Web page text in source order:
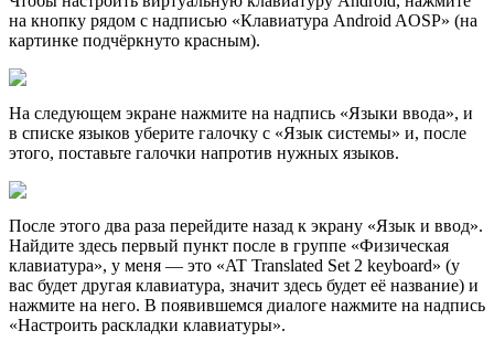
на кнопку рядом с надписью «Клавиатура Android AOSP» (на
картинке подчёркнуто красным).
На следующем экране нажмите на надпись «Языки ввода», и
в списке языков уберите галочку с «Язык системы» и, после
этого, поставьте галочки напротив нужных языков.
После этого два раза перейдите назад к экрану «Язык и ввод».
Найдите здесь первый пункт после в группе «Физическая
клавиатура», у меня — это «AT Translated Set 2 keyboard» (у
вас будет другая клавиатура, значит здесь будет её название) и
нажмите на него. В появившемся диалоге нажмите на надпись
«Настроить раскладки клавиатуры».